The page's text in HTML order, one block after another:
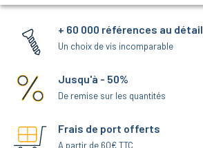
+ 60 000 références au détail
Un choix de vis incomparable
Jusqu'à - 50%
De remise sur les quantités
Frais de port offerts
A partir de 60€ TTC